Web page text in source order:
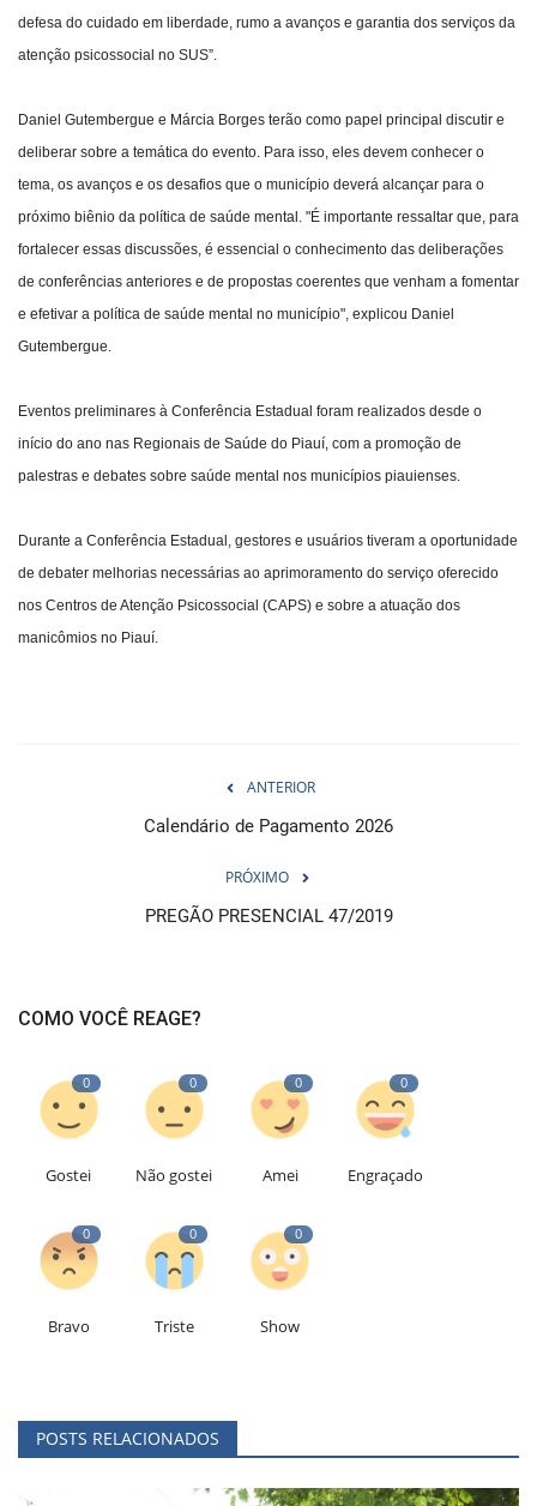
defesa do cuidado em liberdade, rumo a avanços e garantia dos serviços da
atenção psicossocial no SUS”.
Daniel Gutembergue e Márcia Borges terão como papel principal discutir e
deliberar sobre a temática do evento. Para isso, eles devem conhecer o
tema, os avanços e os desafios que o município deverá alcançar para o
próximo biênio da política de saúde mental. "É importante ressaltar que, para
fortalecer essas discussões, é essencial o conhecimento das deliberações
de conferências anteriores e de propostas coerentes que venham a fomentar
e efetivar a política de saúde mental no município", explicou Daniel
Gutembergue.
Eventos preliminares à Conferência Estadual foram realizados desde o
início do ano nas Regionais de Saúde do Piauí, com a promoção de
palestras e debates sobre saúde mental nos municípios piauienses.
Durante a Conferência Estadual, gestores e usuários tiveram a oportunidade
de debater melhorias necessárias ao aprimoramento do serviço oferecido
nos Centros de Atenção Psicossocial (CAPS) e sobre a atuação dos
manicômios no Piauí.
ANTERIOR
Calendário de Pagamento 2026
PRÓXIMO
PREGÃO PRESENCIAL 47/2019
COMO VOCÊ REAGE?
0
Gostei
0
Não gostei
0
Amei
0
Engraçado
0
Bravo
0
Triste
0
Show
POSTS RELACIONADOS